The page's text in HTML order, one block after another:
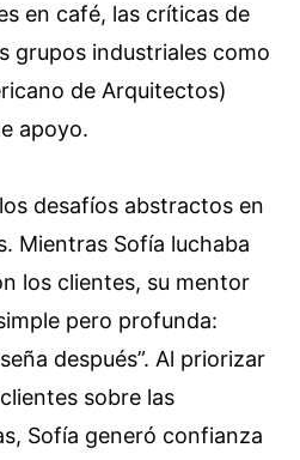
en café, las críticas de
grupos industriales como
de Arquitectos)
apoyo.
desafíos abstractos en
Mientras Sofía luchaba
los clientes, su mentor
pero profunda:
después”. Al priorizar
sobre las
Sofía generó confianza